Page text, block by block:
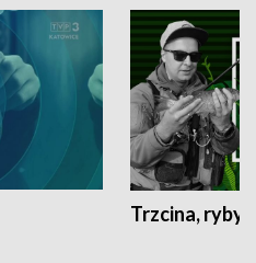
Trzcina, ryby